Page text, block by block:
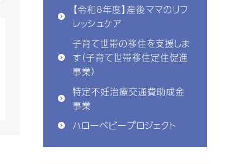
【令和8年度】産後ママのリフ
レッシュケア
子育て世帯の移住を支援しま
す（子育て世帯移住定住促進
事業）
特定不妊治療交通費助成金
事業
ハローベビープロジェクト